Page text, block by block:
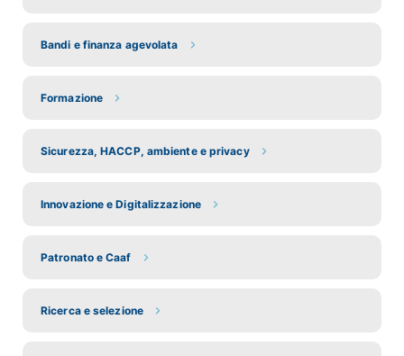
Bandi e finanza agevolata
Formazione
Sicurezza, HACCP, ambiente e privacy
Innovazione e Digitalizzazione
Patronato e Caaf
Ricerca e selezione